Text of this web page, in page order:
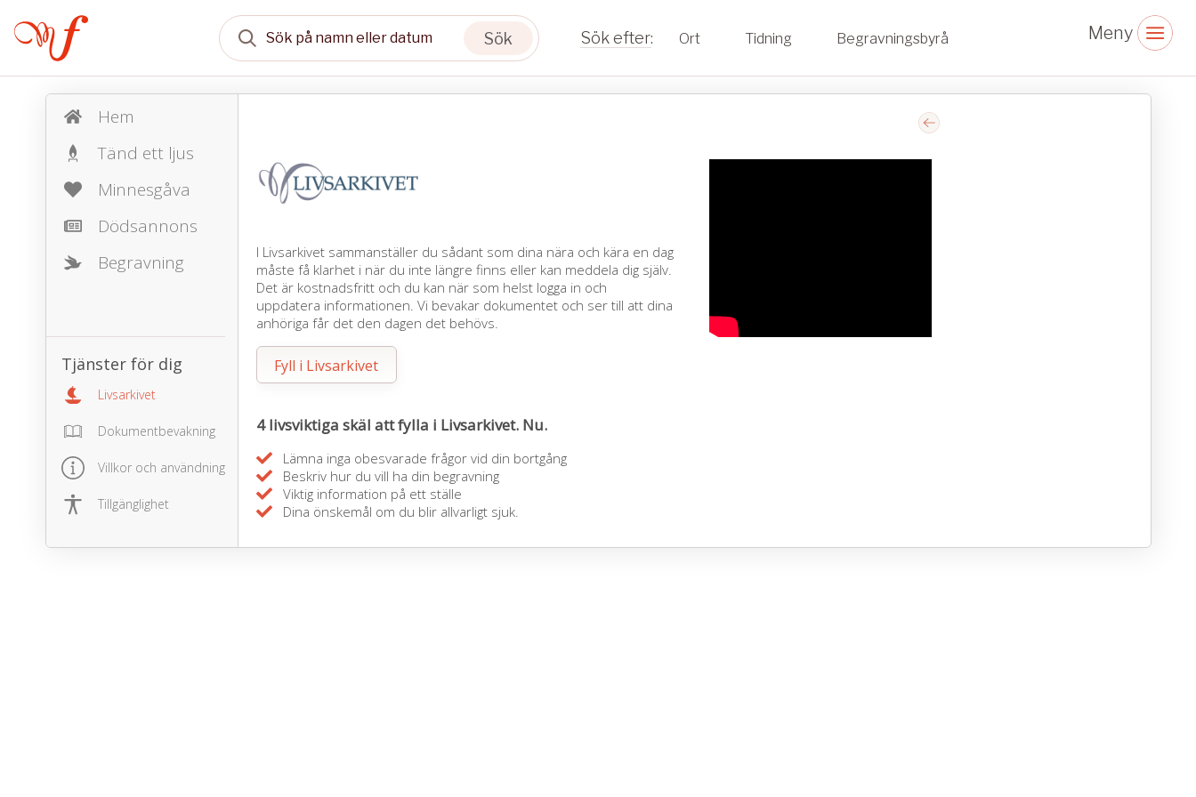
Sök Ort Tidning Begravningsbyrå
Hem
Tänd ett ljus
Minnesgåva
Dödsannons
Begravning
Tjänster för dig
Livsarkivet
Dokumentbevakning
Villkor och användning
Tillgänglighet
I Livsarkivet sammanställer du sådant som dina nära och kära en dag
måste få klarhet i när du inte längre finns eller kan meddela dig själv.
Det är kostnadsfritt och du kan när som helst logga in och
uppdatera informationen. Vi bevakar dokumentet och ser till att dina
anhöriga får det den dagen det behövs.
Fyll i Livsarkivet
4 livsviktiga skäl att fylla i Livsarkivet. Nu.
Lämna inga obesvarade frågor vid din bortgång
Beskriv hur du vill ha din begravning
Viktig information på ett ställe
Dina önskemål om du blir allvarligt sjuk.